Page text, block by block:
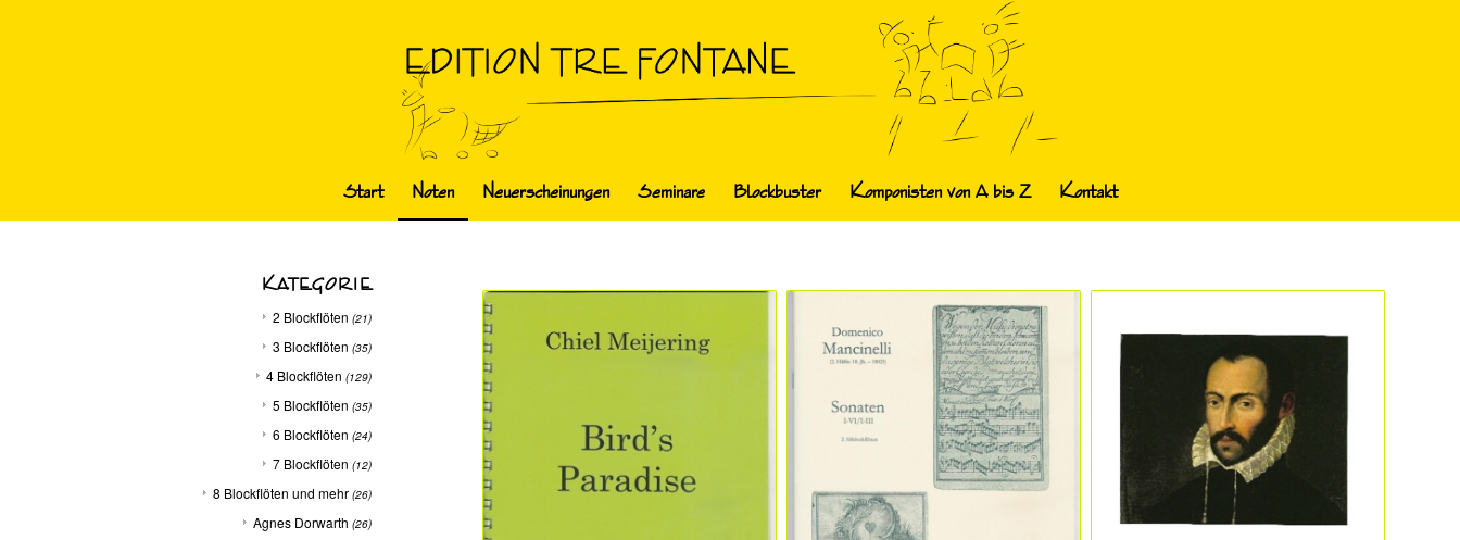
Start Noten Neuerscheinungen Seminare Blockbuster Komponisten von A bis Z Kontakt
KATEGORIE
2 Blockflöten (21)
3 Blockflöten (35)
4 Blockflöten (129)
5 Blockflöten (35)
6 Blockflöten (24)
7 Blockflöten (12)
8 Blockflöten und mehr (26)
Agnes Dorwarth (26)